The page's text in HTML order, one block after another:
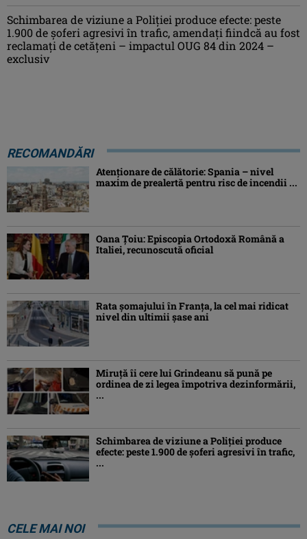
Schimbarea de viziune a Poliţiei produce efecte: peste
1.900 de şoferi agresivi în trafic, amendaţi fiindcă au fost
reclamaţi de cetăţeni – impactul OUG 84 din 2024 –
exclusiv
RECOMANDĂRI
Atenţionare de călătorie: Spania – nivel
maxim de prealertă pentru risc de incendii ...
Oana Ţoiu: Episcopia Ortodoxă Română a
Italiei, recunoscută oficial
Rata şomajului în Franța, la cel mai ridicat
nivel din ultimii şase ani
Miruţă îi cere lui Grindeanu să pună pe
ordinea de zi legea împotriva dezinformării,
...
Schimbarea de viziune a Poliţiei produce
efecte: peste 1.900 de şoferi agresivi în trafic,
...
CELE MAI NOI